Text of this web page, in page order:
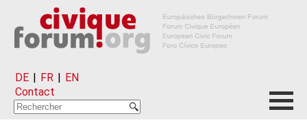
DE | FR | EN
Contact